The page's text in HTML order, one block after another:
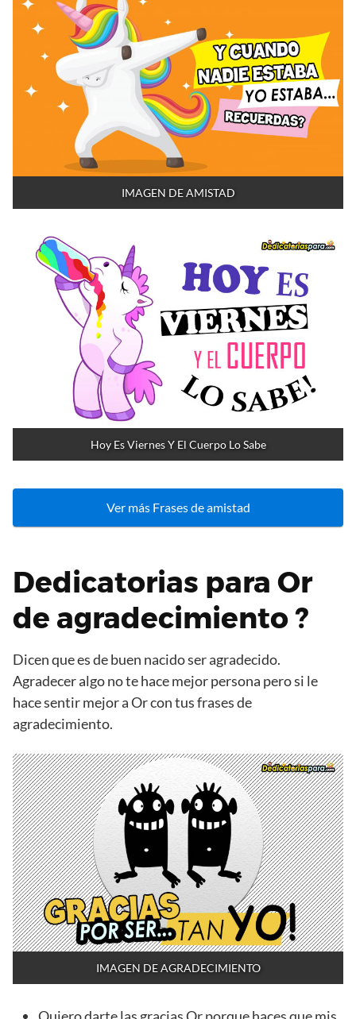
IMAGEN DE AMISTAD
Hoy Es Viernes Y El Cuerpo Lo Sabe
Ver más Frases de amistad
Dedicatorias para Or
de agradecimiento ?
Dicen que es de buen nacido ser agradecido.
Agradecer algo no te hace mejor persona pero si le
hace sentir mejor a Or con tus frases de
agradecimiento.
IMAGEN DE AGRADECIMIENTO